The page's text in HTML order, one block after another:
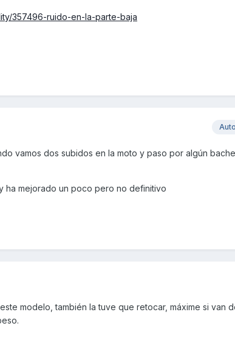
357496-ruido-en-la-parte-baja
vamos dos subidos en la moto y paso por algún
ha mejorado un poco pero no definitivo
modelo, también la tuve que retocar, máxime si van